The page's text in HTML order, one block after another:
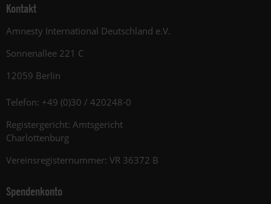
Kontakt
Amnesty International Deutschland e.V.
Sonnenallee 221 C
12059 Berlin
Telefon: +49 (0)30 / 420248-0
Registergericht: Amtsgericht
Charlottenburg
Vereinsregisternummer: VR 36372 B
Spendenkonto